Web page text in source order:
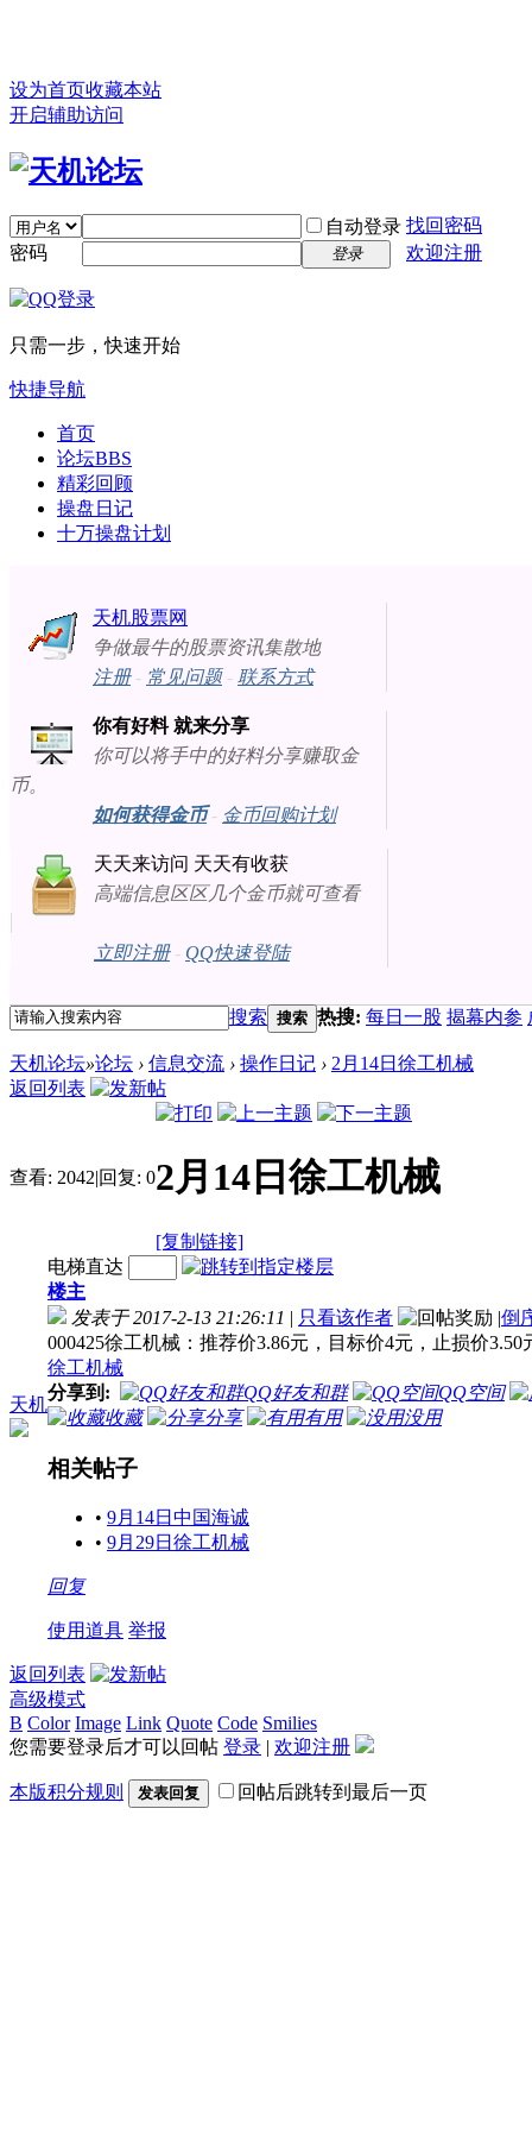
设为首页收藏本站
开启辅助访问
自动登录 找回密码
密码
登录 欢迎注册
只需一步，快速开始
快捷导航
首页
论坛BBS
精彩回顾
操盘日记
十万操盘计划
天机股票网
争做最牛的股票资讯集散地
注册- 常见问题- 联系方式
你有好料 就来分享
你可以将手中的好料分享赚取金
币。
如何获得金币- 金币回购计划
天天来访问 天天有收获
高端信息区区几个金币就可查看
立即注册- QQ快速登陆
搜索 搜索 热搜: 每日一股 揭幕内参
天机论坛»论坛 › 信息交流 › 操作日记 › 2月14日徐工机械
返回列表
查看: 2042|回复: 02月14日徐工机械
[复制链接]
天机
电梯直达
楼主
发表于 2017-2-13 21:26:11 | 只看该作者 |倒
000425徐工机械：推荐价3.86元，目标价4元，止损价3.50
徐工机械
分享到:
QQ好友和群
QQ空间
收藏
分享 有用 没用
相关帖子
• 9月14日中国海诚
• 9月29日徐工机械
回复
使用道具 举报
返回列表
高级模式
B Color Image Link Quote Code Smilies
您需要登录后才可以回帖 登录 | 欢迎注册
本版积分规则 发表回复 回帖后跳转到最后一页